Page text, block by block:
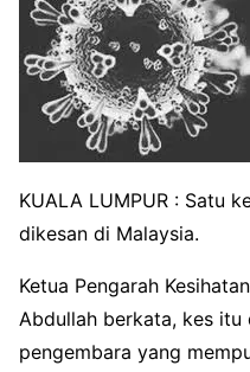
KUALA LUMPUR : Satu
dikesan di Malaysia.
Ketua Pengarah
Abdullah berkata, kes
pengembara yang